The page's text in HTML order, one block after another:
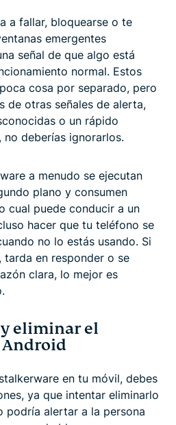
a fallar, bloquearse o te
emergentes
señal de que algo está
normal. Estos
cosa por separado, pero
de otras señales de alerta,
o un rápido
deberías ignorarlos.
a menudo se ejecutan
plano y consumen
cual puede conducir a un
hacer que tu teléfono se
no lo estás usando. Si
en responder o se
clara, lo mejor es
eliminar el
en tu móvil, debes
ya que intentar eliminarlo
podría alertar a la persona